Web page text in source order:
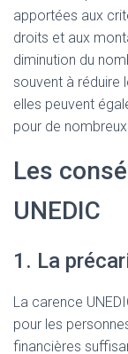
apportées aux
droits et aux
diminution du
souvent à réduire
elles peuvent
pour de
Les
UNEDIC
1. La
La carence
pour les
financières